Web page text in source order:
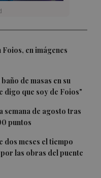
en imágenes
de masas en su
digo que soy de Foios"
semana de agosto tras
puntos
dos meses el tiempo
las obras del puente